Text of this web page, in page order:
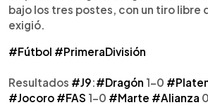
bajo los tres postes, con un tiro libre
exigió.
#Fútbol #PrimeraDivisión
Resultados #J9:#Dragón 1-0
#Jocoro #FAS 1-0 #Marte #Alianza